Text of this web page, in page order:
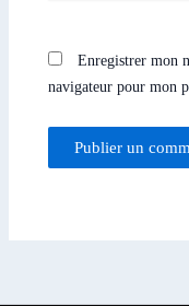
Enregistrer mon
navigateur pour mon